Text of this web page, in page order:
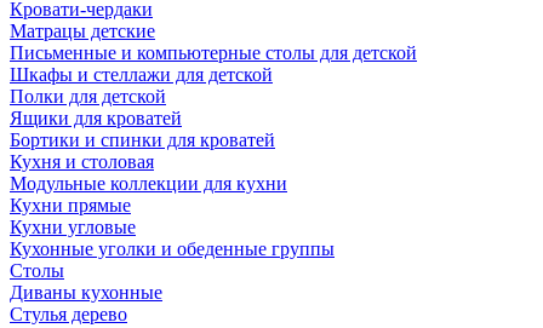
Кровати-чердаки
Матрацы детские
Письменные и компьютерные столы для детской
Шкафы и стеллажи для детской
Полки для детской
Ящики для кроватей
Бортики и спинки для кроватей
Кухня и столовая
Модульные коллекции для кухни
Кухни прямые
Кухни угловые
Кухонные уголки и обеденные группы
Столы
Диваны кухонные
Стулья дерево